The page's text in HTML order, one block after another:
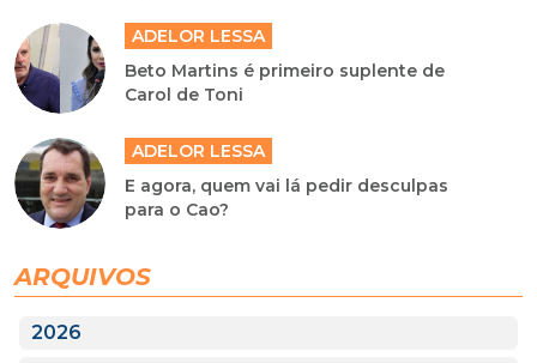
ADELOR LESSA
Beto Martins é primeiro suplente de
Carol de Toni
ADELOR LESSA
E agora, quem vai lá pedir desculpas
para o Cao?
ARQUIVOS
2026